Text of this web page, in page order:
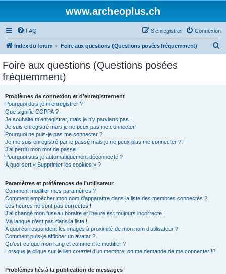
www.archeoplus.ch
FAQ Connexion
S’enregistrer
Index du forum Foire aux questions (Questions posées fréquemment)
Foire aux questions (Questions posées
fréquemment)
Problèmes de connexion et d’enregistrement
Pourquoi dois-je m’enregistrer ?
Que signifie COPPA ?
Je souhaite m’enregistrer, mais je n’y parviens pas !
Je suis enregistré mais je ne peux pas me connecter !
Pourquoi ne puis-je pas me connecter ?
Je me suis enregistré par le passé mais je ne peux plus me connecter ?!
J’ai perdu mon mot de passe !
Pourquoi suis-je automatiquement déconnecté ?
À quoi sert « Supprimer les cookies » ?
Paramètres et préférences de l’utilisateur
Comment modifier mes paramètres ?
Comment empêcher mon nom d’apparaître dans la liste des membres connectés ?
Les heures ne sont pas correctes !
J’ai changé mon fuseau horaire et l’heure est toujours incorrecte !
Ma langue n’est pas dans la liste !
A quoi correspondent les images à proximité de mon nom d’utilisateur ?
Comment puis-je afficher un avatar ?
Qu’est-ce que mon rang et comment le modifier ?
Lorsque je clique sur le lien courrield’un membre, on me demande de me connecter !?
Problèmes liés à la publication de messages